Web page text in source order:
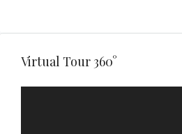
Virtual Tour 360°